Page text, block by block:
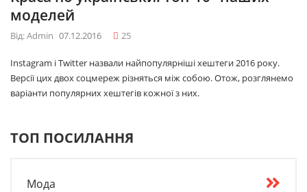
моделей
Від: Admin 07.12.2016 25
Instagram і Twitter назвали найпопулярніші хештеги 2016 року.
Версії цих двох соцмереж різняться між собою. Отож, розглянемо
варіанти популярних хештегів кожної з них.
ТОП ПОСИЛАННЯ
Мода